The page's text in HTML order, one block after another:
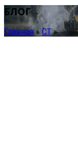
БЛОГ
Главная» СТ»